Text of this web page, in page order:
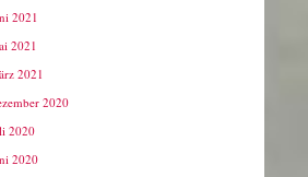
2021
2021
2021
2020
2020
2020